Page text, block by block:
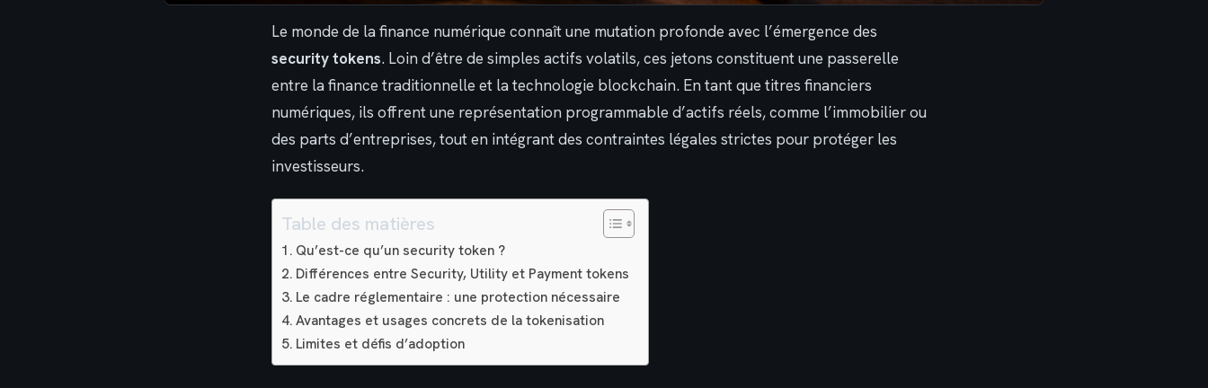
Le monde de la finance numérique connaît une mutation profonde avec l’émergence des
security tokens. Loin d’être de simples actifs volatils, ces jetons constituent une passerelle
entre la finance traditionnelle et la technologie blockchain. En tant que titres financiers
numériques, ils offrent une représentation programmable d’actifs réels, comme l’immobilier ou
des parts d’entreprises, tout en intégrant des contraintes légales strictes pour protéger les
investisseurs.
Table des matières
Qu’est-ce qu’un security token ?
Différences entre Security, Utility et Payment tokens
Le cadre réglementaire : une protection nécessaire
Avantages et usages concrets de la tokenisation
Limites et défis d’adoption